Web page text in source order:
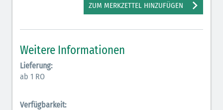
Elektrolyte NaCl (grün)
Hormone (braun-beige)
Hormone Insulin (braun-gelb)
ZUM MERKZETTEL HINZUFÜGEN
Weitere Informationen
Lieferung:
ab 1 RO
Verfügbarkeit: